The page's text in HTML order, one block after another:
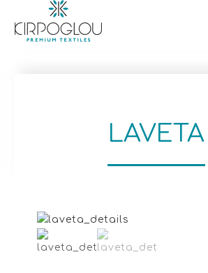
LAVETA